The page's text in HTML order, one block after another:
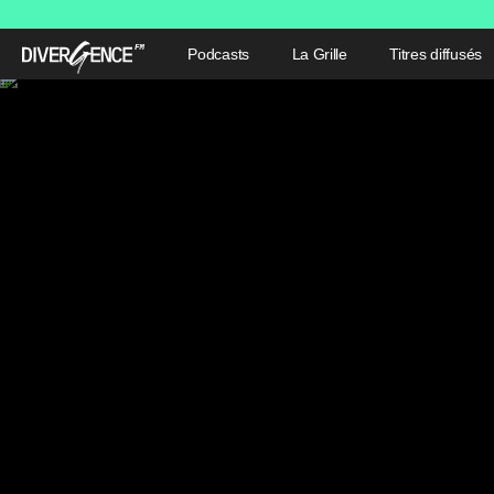
Podcasts La Grille Titres diffusés